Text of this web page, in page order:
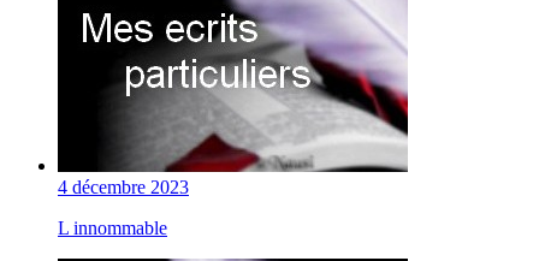
4 décembre 2023
L innommable